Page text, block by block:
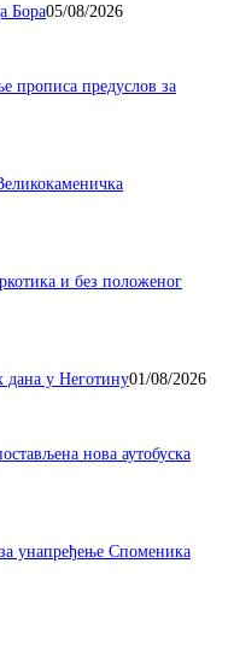
Бора05/08/2026
прописа предуслов за
и без положеног
дана у Неготину01/08/2026
нова аутобуска
унапређење Споменика